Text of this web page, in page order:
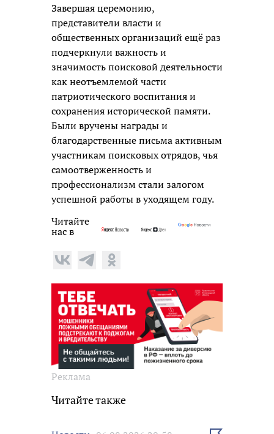
Завершая церемонию,
представители власти и
общественных организаций ещё раз
подчеркнули важность и
значимость поисковой деятельности
как неотъемлемой части
патриотического воспитания и
сохранения исторической памяти.
Были вручены награды и
благодарственные письма активным
участникам поисковых отрядов, чья
самоотверженность и
профессионализм стали залогом
успешной работы в уходящем году.
Читайте
нас в
Реклама
Читайте также